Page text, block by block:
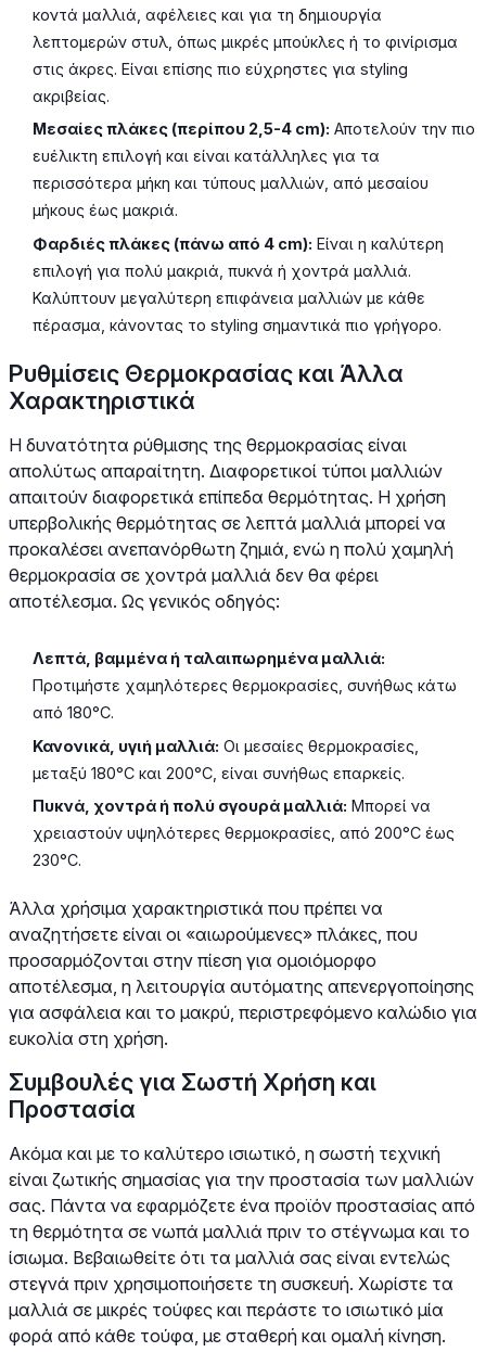
κοντά μαλλιά, αφέλειες και για τη δημιουργία
λεπτομερών στυλ, όπως μικρές μπούκλες ή το φινίρισμα
στις άκρες. Είναι επίσης πιο εύχρηστες για styling
ακριβείας.
Μεσαίες πλάκες (περίπου 2,5-4 cm): Αποτελούν την πιο
ευέλικτη επιλογή και είναι κατάλληλες για τα
περισσότερα μήκη και τύπους μαλλιών, από μεσαίου
μήκους έως μακριά.
Φαρδιές πλάκες (πάνω από 4 cm): Είναι η καλύτερη
επιλογή για πολύ μακριά, πυκνά ή χοντρά μαλλιά.
Καλύπτουν μεγαλύτερη επιφάνεια μαλλιών με κάθε
πέρασμα, κάνοντας το styling σημαντικά πιο γρήγορο.
Ρυθμίσεις Θερμοκρασίας και Άλλα
Χαρακτηριστικά
Η δυνατότητα ρύθμισης της θερμοκρασίας είναι
απολύτως απαραίτητη. Διαφορετικοί τύποι μαλλιών
απαιτούν διαφορετικά επίπεδα θερμότητας. Η χρήση
υπερβολικής θερμότητας σε λεπτά μαλλιά μπορεί να
προκαλέσει ανεπανόρθωτη ζημιά, ενώ η πολύ χαμηλή
θερμοκρασία σε χοντρά μαλλιά δεν θα φέρει
αποτέλεσμα. Ως γενικός οδηγός:
Λεπτά, βαμμένα ή ταλαιπωρημένα μαλλιά:
Προτιμήστε χαμηλότερες θερμοκρασίες, συνήθως κάτω
από 180°C.
Κανονικά, υγιή μαλλιά: Οι μεσαίες θερμοκρασίες,
μεταξύ 180°C και 200°C, είναι συνήθως επαρκείς.
Πυκνά, χοντρά ή πολύ σγουρά μαλλιά: Μπορεί να
χρειαστούν υψηλότερες θερμοκρασίες, από 200°C έως
230°C.
Άλλα χρήσιμα χαρακτηριστικά που πρέπει να
αναζητήσετε είναι οι «αιωρούμενες» πλάκες, που
προσαρμόζονται στην πίεση για ομοιόμορφο
αποτέλεσμα, η λειτουργία αυτόματης απενεργοποίησης
για ασφάλεια και το μακρύ, περιστρεφόμενο καλώδιο για
ευκολία στη χρήση.
Συμβουλές για Σωστή Χρήση και
Προστασία
Ακόμα και με το καλύτερο ισιωτικό, η σωστή τεχνική
είναι ζωτικής σημασίας για την προστασία των μαλλιών
σας. Πάντα να εφαρμόζετε ένα προϊόν προστασίας από
τη θερμότητα σε νωπά μαλλιά πριν το στέγνωμα και το
ίσιωμα. Βεβαιωθείτε ότι τα μαλλιά σας είναι εντελώς
στεγνά πριν χρησιμοποιήσετε τη συσκευή. Χωρίστε τα
μαλλιά σε μικρές τούφες και περάστε το ισιωτικό μία
φορά από κάθε τούφα, με σταθερή και ομαλή κίνηση.